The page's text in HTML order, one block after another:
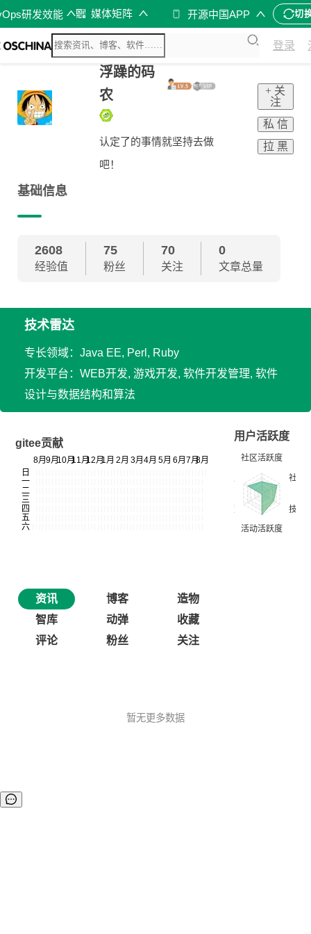
研发效能 媒体矩阵 开源中国APP 切
登录
浮躁的码
农
认定了的事情就坚持去做
吧！
+ 关
注
私 信
拉 黑
基础信息
2608
经验值
75
粉丝
70
关注
0
文章总量
技术雷达
专长领域：Java EE, Perl, Ruby
开发平台：WEB开发, 游戏开发, 软件开发管理, 软件
设计与数据结构和算法
gitee贡献
用户活跃度
资讯 博客
造物
智库
动弹
收藏
评论
粉丝 关注
暂无更多数据